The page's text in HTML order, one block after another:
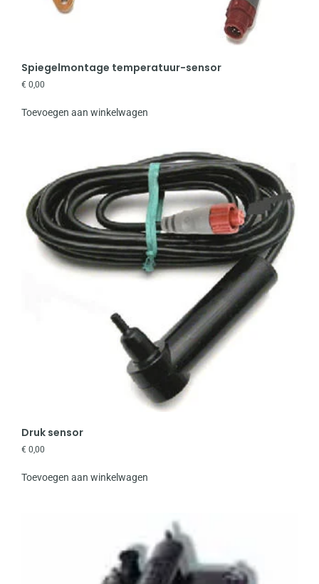
Spiegelmontage temperatuur-sensor
€ 0,00
Toevoegen aan winkelwagen
Druk sensor
€ 0,00
Toevoegen aan winkelwagen